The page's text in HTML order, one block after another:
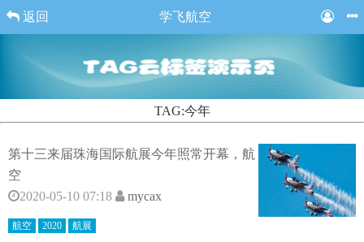
返回 学飞航空
TAG:今年
第十三来届珠海国际航展今年照常开幕，航
空
2020-05-10 07:18
mycax
航空 2020 航展